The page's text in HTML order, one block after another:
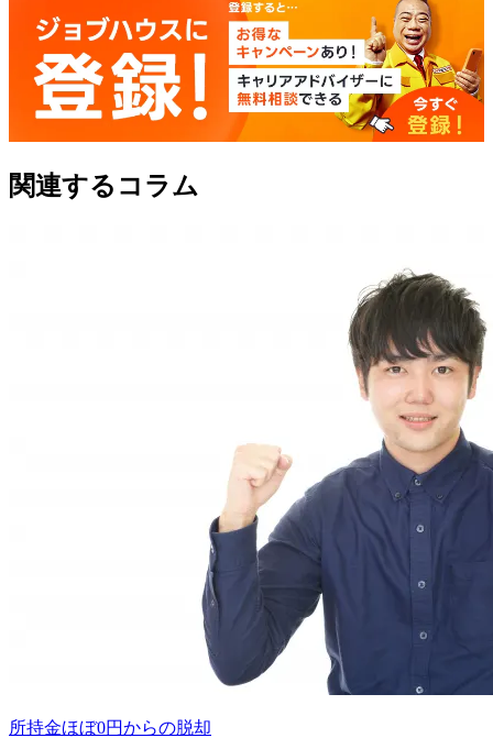
関連するコラム
所持金ほぼ0円からの脱却